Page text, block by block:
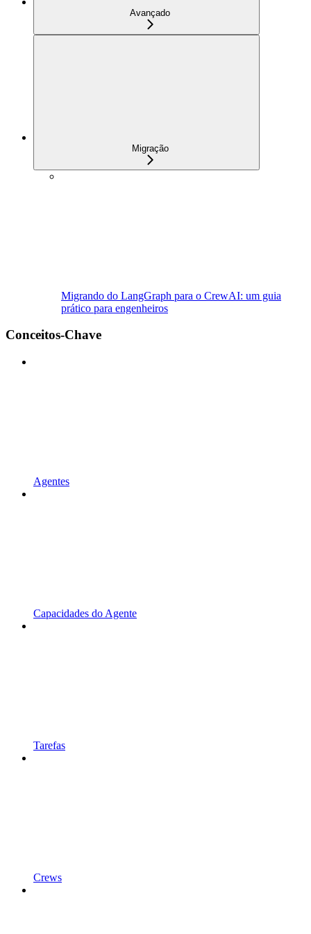
Avançado
Migração
Migrando do LangGraph para o CrewAI: um guia
prático para engenheiros
Conceitos-Chave
Agentes
Capacidades do Agente
Tarefas
Crews